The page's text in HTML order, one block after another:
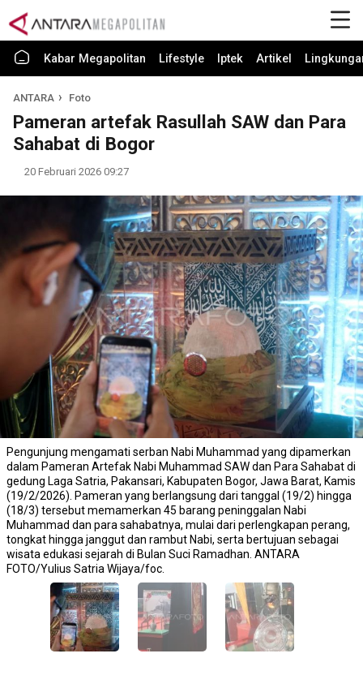
Kabar Megapolitan Lifestyle Iptek Artikel
ANTARA Foto
Pameran artefak Rasullah SAW dan Para
Sahabat di Bogor
20 Februari 2026 09:27
Pengunjung mengamati serban Nabi Muhammad yang dipamerkan
dalam Pameran Artefak Nabi Muhammad SAW dan Para Sahabat di
gedung Laga Satria, Pakansari, Kabupaten Bogor, Jawa Barat, Kamis
(19/2/2026). Pameran yang berlangsung dari tanggal (19/2) hingga
(18/3) tersebut memamerkan 45 barang peninggalan Nabi
Muhammad dan para sahabatnya, mulai dari perlengkapan perang,
tongkat hingga janggut dan rambut Nabi, serta bertujuan sebagai
wisata edukasi sejarah di Bulan Suci Ramadhan. ANTARA
FOTO/Yulius Satria Wijaya/foc.